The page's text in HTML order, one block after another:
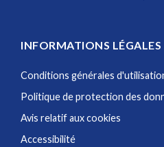
INFORMATIONS LÉGALES
Conditions générales
Politique de protection des
Avis relatif aux cookies
Accessibilité